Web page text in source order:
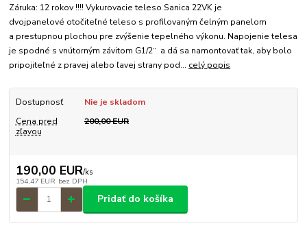
Záruka: 12 rokov !!!! Vykurovacie teleso Sanica 22VK je
dvojpanelové otočiteľné teleso s profilovaným čelným panelom
a prestupnou plochou pre zvýšenie tepelného výkonu. Napojenie telesa
je spodné s vnútorným závitom G1/2“ a dá sa namontovať tak, aby bolo
pripojiteľné z pravej alebo ľavej strany pod... celý popis
Dostupnosť
Nie je skladom
Cena pred
zľavou
200,00 EUR
190,00 EUR/ks
154,47 EUR bez DPH
Pridať do košíka